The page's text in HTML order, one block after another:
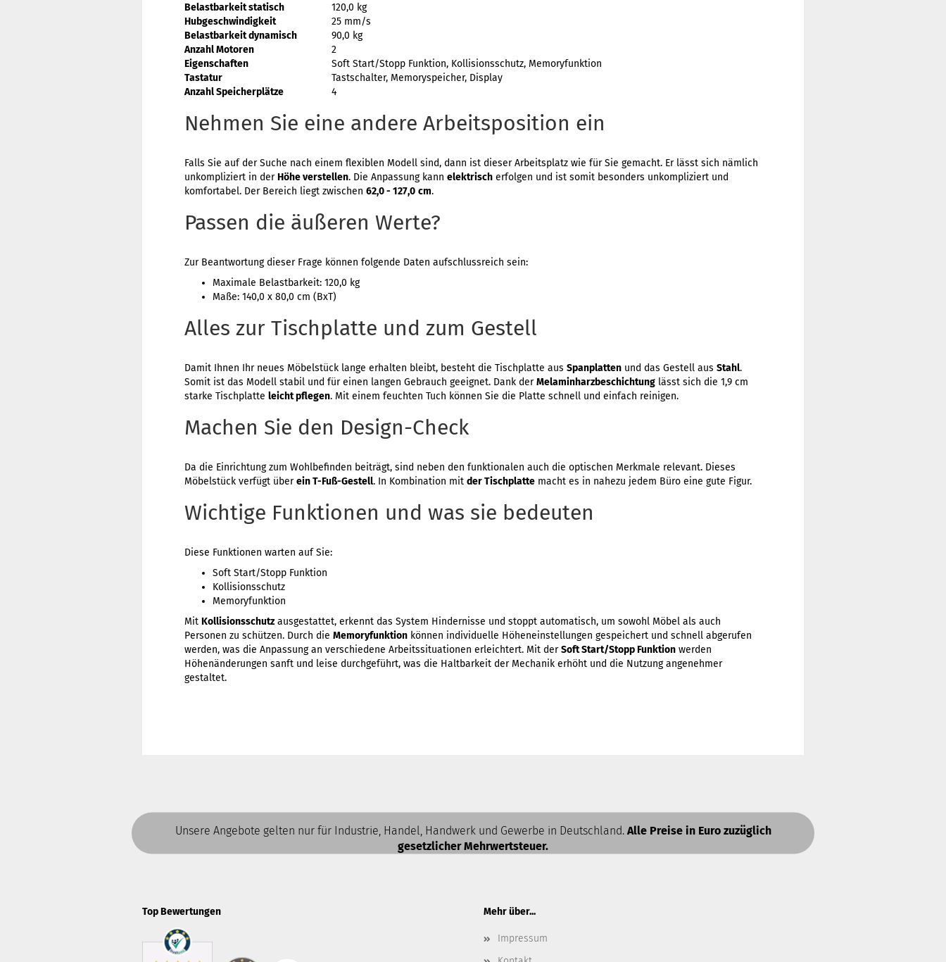
Belastbarkeit statisch
120,0 kg
Hubgeschwindigkeit
25 mm/s
Belastbarkeit dynamisch
90,0 kg
Anzahl Motoren
2
Eigenschaften
Soft Start/Stopp Funktion, Kollisionsschutz, Memoryfunktion
Tastatur
Tastschalter, Memoryspeicher, Display
Anzahl Speicherplätze
4
Nehmen Sie eine andere Arbeitsposition ein
Falls Sie auf der Suche nach einem flexiblen Modell sind, dann ist dieser Arbeitsplatz wie für Sie gemacht. Er lässt sich nämlich
unkompliziert in derHöhe verstellen. Die Anpassung kann elektrisch erfolgen und ist somit besonders unkompliziert und
komfortabel. Der Bereich liegt zwischen 62,0 - 127,0 cm.
Passen die äußeren Werte?
Zur Beantwortung dieser Frage können folgende Daten aufschlussreich sein:
Maximale Belastbarkeit: 120,0 kg
Maße: 140,0 x 80,0 cm (BxT)
Alles zur Tischplatte und zum Gestell
Damit Ihnen Ihr neues Möbelstück lange erhalten bleibt, besteht die Tischplatte aus Spanplatten und das Gestell aus Stahl.
Somit ist das Modell stabil und für einen langen Gebrauch geeignet. Dank derMelaminharzbeschichtung lässt sich die 1,9 cm
starke Tischplatte leicht pflegen. Mit einem feuchten Tuch können Sie die Platte schnell und einfach reinigen.
Machen Sie den Design-Check
Da die Einrichtung zum Wohlbefinden beiträgt, sind neben den funktionalen auch die optischen Merkmale relevant. Dieses
Möbelstück verfügt überein T-Fuß-Gestell. In Kombination mit der Tischplatte macht es in nahezu jedem Büro eine gute Figur.
Wichtige Funktionen und was sie bedeuten
Diese Funktionen warten auf Sie:
Soft Start/Stopp Funktion
Kollisionsschutz
Memoryfunktion
Mit Kollisionsschutzausgestattet, erkennt das System Hindernisse und stoppt automatisch, um sowohl Möbel als auch
Personen zu schützen. Durch die Memoryfunktion können individuelle Höheneinstellungen gespeichert und schnell abgerufen
werden, was die Anpassung an verschiedene Arbeitssituationen erleichtert. Mit derSoft Start/Stopp Funktion werden
Höhenänderungen sanft und leise durchgeführt, was die Haltbarkeit der Mechanik erhöht und die Nutzung angenehmer
gestaltet.
Unsere Angebote gelten nur für Industrie, Handel, Handwerk und Gewerbe in Deutschland. Alle Preise in Euro zuzüglich
gesetzlicher Mehrwertsteuer.
Top Bewertungen Mehr über...
Impressum